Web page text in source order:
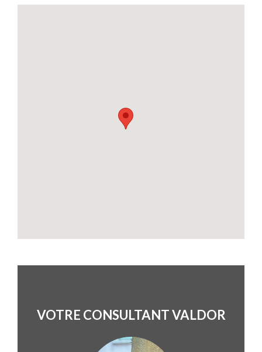
VOTRE CONSULTANT VALDOR